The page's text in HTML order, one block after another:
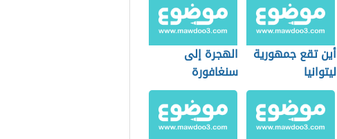
أين تقع جمهورية
ليتوانيا
الهجرة إلى
سنغافورة